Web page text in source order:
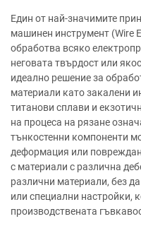
Един от най-значимите
машинен инструмент (Wire
обработва всяко
неговата твърдост или
идеално решение за
материали като закалени
титанови сплави и
на процеса на рязане
тънкостенни компоненти
деформация или
с материали с различна
различни материали, без
или специални настройки,
производствената